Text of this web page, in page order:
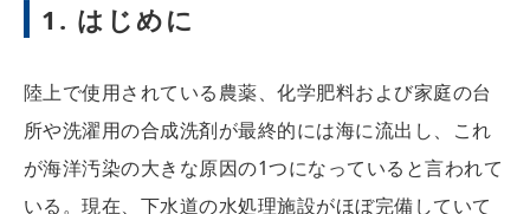
1. はじめに
陸上で使用されている農薬、化学肥料および家庭の台
所や洗濯用の合成洗剤が最終的には海に流出し、これ
が海洋汚染の大きな原因の1つになっていると言われて
いる。現在、下水道の水処理施設がほぼ完備していて